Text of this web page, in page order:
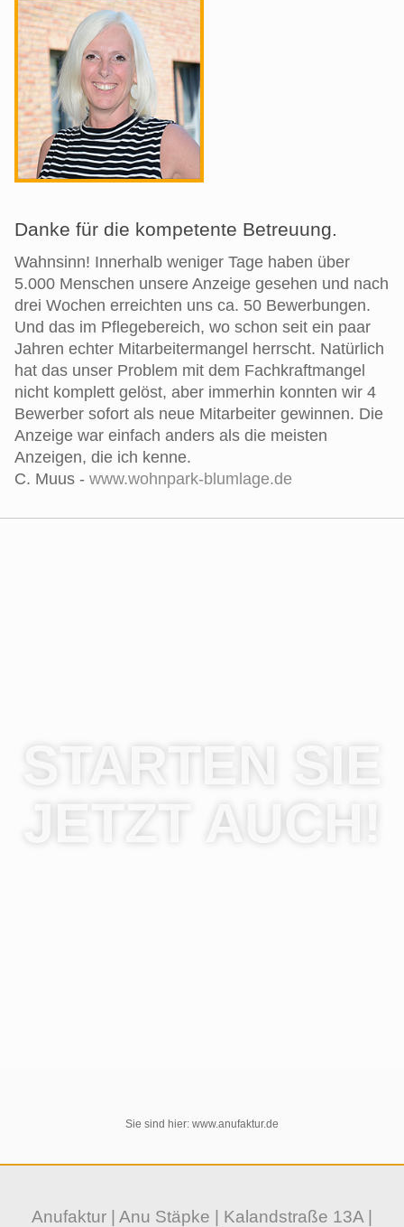
Danke für die kompetente Betreuung.
Wahnsinn! Innerhalb weniger Tage haben über
5.000 Menschen unsere Anzeige gesehen und nach
drei Wochen erreichten uns ca. 50 Bewerbungen.
Und das im Pflegebereich, wo schon seit ein paar
Jahren echter Mitarbeitermangel herrscht. Natürlich
hat das unser Problem mit dem Fachkraftmangel
nicht komplett gelöst, aber immerhin konnten wir 4
Bewerber sofort als neue Mitarbeiter gewinnen. Die
Anzeige war einfach anders als die meisten
Anzeigen, die ich kenne.
C. Muus - www.wohnpark-blumlage.de
STARTEN SIE
JETZT AUCH!
Sie sind hier: www.anufaktur.de
Anufaktur | Anu Stäpke | Kalandstraße 13A |